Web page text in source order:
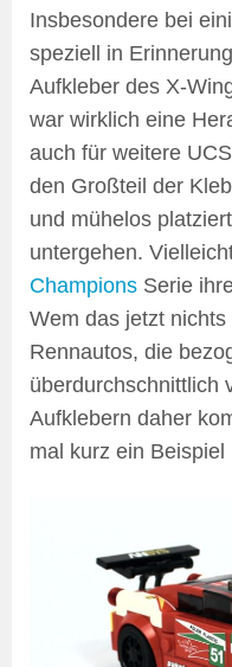
Insbesondere bei
speziell in
Aufkleber des X-
war wirklich eine
auch für weitere
den Großteil der
und mühelos
untergehen.
Champions Serie
Wem das jetzt
Rennautos, die
überdurchschnittlich
Aufklebern daher
mal kurz ein